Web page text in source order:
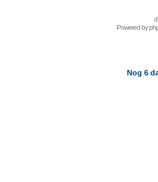
Powered by
Nog 6